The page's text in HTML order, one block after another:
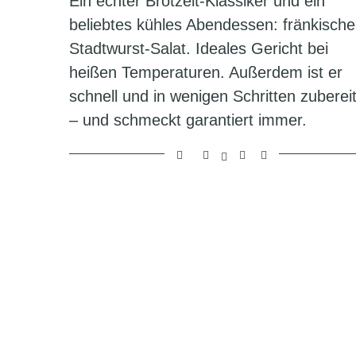
beliebtes kühles Abendessen:
Stadtwurst-Salat. Ideales Gericht bei
heißen Temperaturen. Außerdem ist er
schnell und in wenigen Schritten
– und schmeckt garantiert immer.